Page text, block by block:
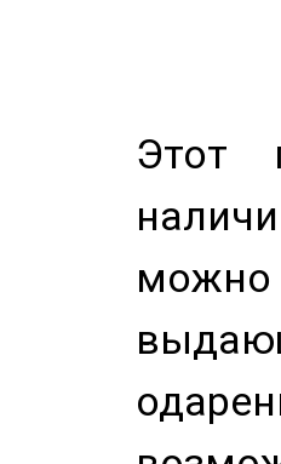
Этот
можно